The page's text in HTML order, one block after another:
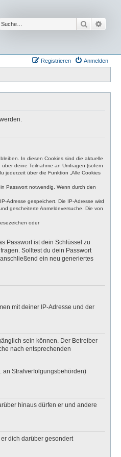
Suche
Anmelden
Registrieren
In diesen Cookies sind die aktuelle
deine Teilnahme an Umfragen (sofern
jederzeit über die Funktion „Alle Cookies
Passwort notwendig. Wenn durch den
Adresse gespeichert. Die IP-Adresse wird
gescheiterte Anmeldeversuche. Die von
oder
Passwort ist dein Schlüssel zu
Solltest du dein Passwort
ein neu generiertes
mit deiner IP-Adresse und der
sein können. Der Betreiber
nach entsprechenden
an Strafverfolgungsbehörden)
hinaus dürfen er und andere
dich darüber gesondert